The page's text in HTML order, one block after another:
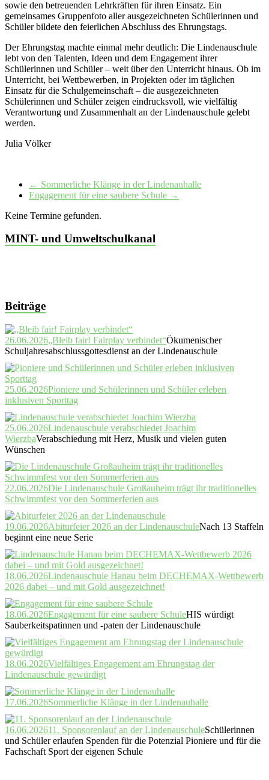
sowie den betreuenden Lehrkräften für ihren Einsatz. Ein
gemeinsames Gruppenfoto aller ausgezeichneten Schülerinnen und
Schüler bildete den feierlichen Abschluss des Ehrungstags.
Der Ehrungstag machte einmal mehr deutlich: Die Lindenauschule
lebt von den Talenten, Ideen und dem Engagement ihrer
Schülerinnen und Schüler – weit über den Unterricht hinaus. Ob im
Unterricht, bei Wettbewerben, in Projekten oder im täglichen
Einsatz für die Schulgemeinschaft – die ausgezeichneten
Schülerinnen und Schüler zeigen eindrucksvoll, wie vielfältig
Verantwortung und Zusammenhalt an der Lindenauschule gelebt
werden.
Julia Völker
← Sommerliche Klänge in der Lindenauhalle
Engagement für eine saubere Schule →
Keine Termine gefunden.
MINT- und Umweltschulkanal
Beiträge
26.06.2026„Bleib fair! Fairplay verbindet“Ökumenischer
Schuljahresabschlussgottesdienst an der Lindenauschule
25.06.2026Pioniere und Schülerinnen und Schüler erleben
inklusiven Sporttag
25.06.2026Lindenauschule verabschiedet Joachim
WierzbaVerabschiedung mit Herz, Musik und vielen guten
Wünschen
22.06.2026Die Lindenauschule Großauheim trägt ihr traditionelles
Schwimmfest vor den Sommerferien aus
19.06.2026Abiturfeier 2026 an der LindenauschuleNach 13 Staffeln
beginnt eine neue Serie
18.06.2026Lindenauschule Hanau beim DECHEMAX-Wettbewerb
2026 dabei – und mit Gold ausgezeichnet!
18.06.2026Engagement für eine saubere SchuleHIS würdigt
Sauberkeitspatinnen und -paten der Lindenauschule
18.06.2026Vielfältiges Engagement am Ehrungstag der
Lindenauschule gewürdigt
17.06.2026Sommerliche Klänge in der Lindenauhalle
16.06.202611. Sponsorenlauf an der LindenauschuleSchülerinnen
und Schüler erlaufen Spenden für die Potenzial Pioniere und für die
Fachschaft Sport der eigenen Schule